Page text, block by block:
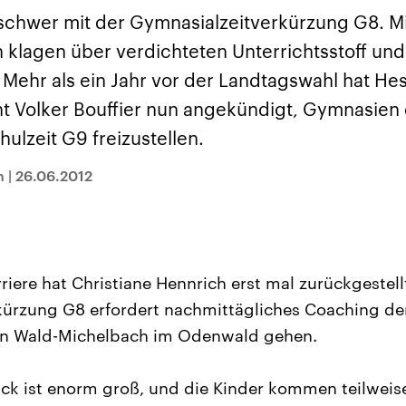
und
gehören die
Staaten zu
der Erde, mit
Einfluss auf das
Weltgeschehen.
Der Überfall der
palästinensischen
Terrororganisation
Hamas im Oktober 2023
auf Israel hat in der
Region wieder die
Gewalt entfacht. Israel
möchte die Hamas
zerstören. Diese wird wie
die Hisbollah im Libanon
Der Iran – seit der
Islamischen
1979 auch
Republik Iran – ist
von einem
Religionsführer
regierter Staat im
Osten. Eine
mit der Gymnasialzeitverkürzung G8.
klagen über verdichteten Unterrichtsstoff
als ein Jahr vor der Landtagswahl hat
Volker Bouffier nun angekündigt, Gymnasien
G9 freizustellen.
| 26.06.2012
hat Christiane Hennrich erst mal
G8 erfordert nachmittägliches Coaching
Wald-Michelbach im Odenwald gehen.
ist enorm groß, und die Kinder kommen